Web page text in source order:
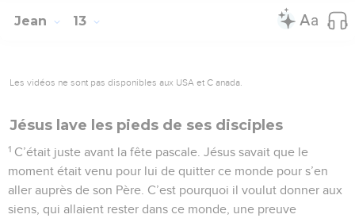
Jean 13
Les vidéos ne sont pas disponibles aux USA et C anada.
Jésus lave les pieds de ses disciples
1 C’était juste avant la fête pascale. Jésus savait que le
moment était venu pour lui de quitter ce monde pour s’en
aller auprès de son Père. C’est pourquoi il voulut donner aux
siens, qui allaient rester dans ce monde, une preuve